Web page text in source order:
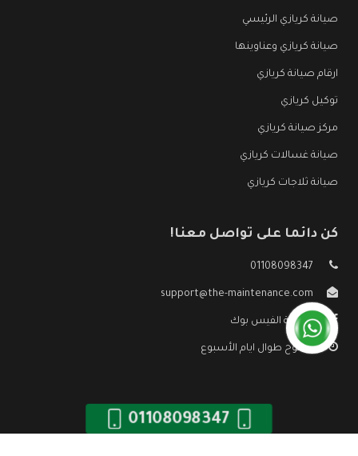
صيانة كريازي الرئيسي
صيانة كريازي وعناوينها
ارقام صيانة كريازي
توكيل كريازي
مركز صيانة كريازي
صيانة غسالات كريازي
صيانة ثلاجات كريازي
كن دائما على تواصل معنا!
01108098347
support@the-maintenance.com
صفحة الفيس بوك
مفتوح طوال ايام الأسبوع
01108098347